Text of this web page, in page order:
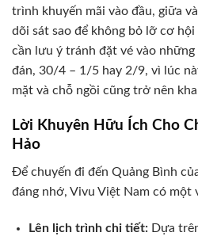
trình khuyến mãi vào đầu, giữa
dõi sát sao để không bỏ lỡ cơ hội
cần lưu ý tránh đặt vé vào
đán, 30/4 – 1/5 hay 2/9, vì lúc
mặt và chỗ ngồi cũng trở nên
Lời Khuyên Hữu Ích Cho
Hảo
Để chuyến đi đến Quảng Bình
đáng nhớ, Vivu Việt Nam có một
Lên lịch trình chi tiết:Dựa